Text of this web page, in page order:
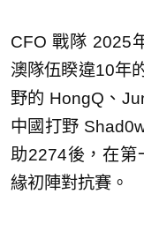
CFO 戰隊 2025
澳隊伍睽違10年
野的 HongQ、
中國打野
助2274後，在第
緣初陣對抗賽。